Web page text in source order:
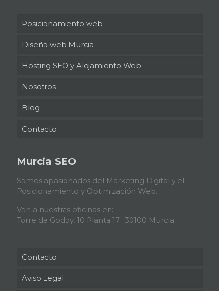
Posicionamiento web
Diseño web Murcia
Hosting SEO y Alojamiento Web
Nosotros
Blog
Contacto
Murcia SEO
Somos apasionados del Marketing Digital y el
Posicionamiento y Optimización Web.
Ven a nuestras oficinas en:
Torre de Godoy, 10 Planta 17. 30100 Murcia
Contacto
Aviso Legal